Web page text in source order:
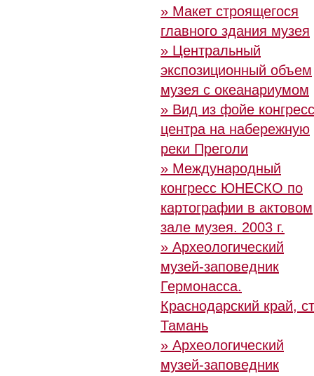
» Макет строящегося
главного здания музея
» Центральный
экспозиционный объем
музея с океанариумом
» Вид из фойе
центра на набережную
реки Преголи
» Международный
конгресс ЮНЕСКО по
картографии в актовом
зале музея. 2003 г.
» Археологический
музей-заповедник
Гермонасса.
Краснодарский край,
Тамань
» Археологический
музей-заповедник